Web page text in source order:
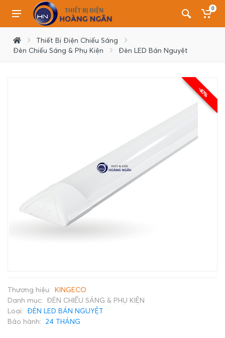
0
Thiết Bị Điện Chiếu Sáng
Đèn Chiếu Sáng & Phụ Kiện
Đèn LED Bán Nguyệt
-40%
Thương hiệu: KINGECO
Danh mục: ĐÈN CHIẾU SÁNG & PHỤ KIỆN
Loại: ĐÈN LED BÁN NGUYỆT
Bảo hành: 24 THÁNG